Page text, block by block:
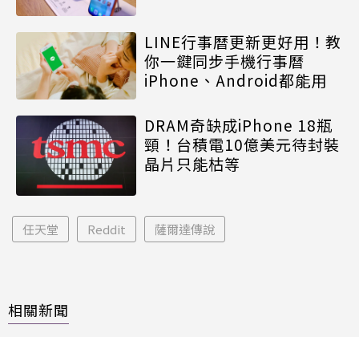
LINE行事曆更新更好用！教
你一鍵同步手機行事曆
iPhone、Android都能用
DRAM奇缺成iPhone 18瓶
頸！台積電10億美元待封裝
晶片只能枯等
任天堂 Reddit 薩爾達傳說
相關新聞